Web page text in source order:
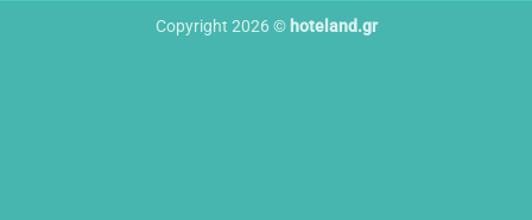
Copyright 2026 © hoteland.gr